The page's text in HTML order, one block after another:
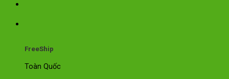
FreeShip
Toàn Quốc